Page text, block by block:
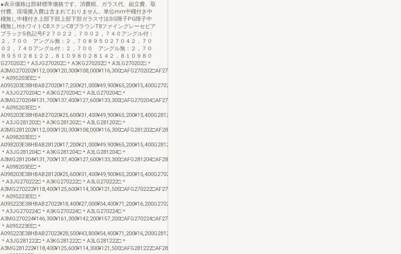
●表示価格は部材標準価格です。消費税、ガラス代、組立費、取
付費、現場搬入費は含まれておりません。単位mm中棧付き中
棧無し中棧付き上部下部上部下部ガラス寸法SG障子PG障子中
棧無しHホワイトCBステンCBブラウンT8ファイングレーセピア
ブラックS色記号F２７０２２，７００２，７４０アングル付：
２，７００ アングル無：２，７０８９５０２７０４２，７０
０２，７４０アングル付：２，７００ アングル無：２，７０
８９５０２８１２２，８１０９８０２８１４２，８１０９８０
G270202□＊A3JG270202□＊A3KG270202□＊A3LG270202□＊
＊A095203EE□＊
A095203E38HBAB27020¥17,200¥21,000¥49,900¥65,200¥15,400G270204□
＊A3JG270204□＊A3KG270204□＊A3LG270204□＊
＊A095203EE□＊
A095203E38HBAB27020¥25,600¥31,400¥49,900¥65,200¥15,400G281202□
＊A3JG281202□＊A3KG281202□＊A3LG281202□＊
＊A098203EE□＊
A098203E38HBAB28120¥17,200¥21,000¥49,900¥65,200¥15,400G281204□
＊A3JG281204□＊A3KG281204□＊A3LG281204□＊
＊A098203EE□＊
A098203E38HBAB28120¥25,600¥31,400¥49,900¥65,200¥15,400G270222□
＊A3JG270222□＊A3KG270222□＊A3LG270222□＊
＊A095223EE□＊
A095223E38HBAB27022¥18,400¥27,000¥54,400¥71,200¥16,200G270224□
＊A3JG270224□＊A3KG270224□＊A3LG270224□＊
＊A095223EE□＊
A095223E38HBAB27022¥28,500¥43,800¥54,400¥71,200¥16,200G281222□
＊A3JG281222□＊A3KG281222□＊A3LG281222□＊